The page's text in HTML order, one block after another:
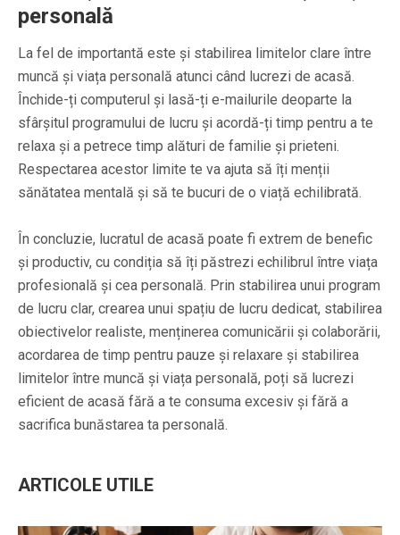
personală
La fel de importantă este și stabilirea limitelor clare între
muncă și viața personală atunci când lucrezi de acasă.
Închide-ți computerul și lasă-ți e-mailurile deoparte la
sfârșitul programului de lucru și acordă-ți timp pentru a te
relaxa și a petrece timp alături de familie și prieteni.
Respectarea acestor limite te va ajuta să îți menții
sănătatea mentală și să te bucuri de o viață echilibrată.
În concluzie, lucratul de acasă poate fi extrem de benefic
și productiv, cu condiția să îți păstrezi echilibrul între viața
profesională și cea personală. Prin stabilirea unui program
de lucru clar, crearea unui spațiu de lucru dedicat, stabilirea
obiectivelor realiste, menținerea comunicării și colaborării,
acordarea de timp pentru pauze și relaxare și stabilirea
limitelor între muncă și viața personală, poți să lucrezi
eficient de acasă fără a te consuma excesiv și fără a
sacrifica bunăstarea ta personală.
ARTICOLE UTILE